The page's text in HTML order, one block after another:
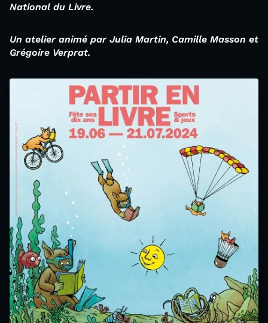
National du Livre.
Un atelier animé par Julia Martin, Camille Masson et
Grégoire Verprat.